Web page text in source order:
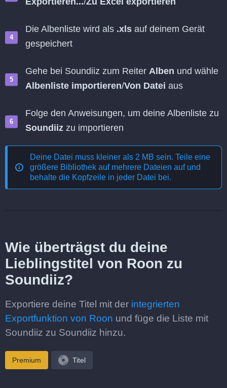
Die Albenliste wird als .xls auf deinem Gerät
gespeichert
Gehe bei Soundiiz zum Reiter Alben und wähle
Albenliste importieren/Von Datei aus
Folge den Anweisungen, um deine Albenliste zu
Soundiiz zu importieren
Deine Datei muss kleiner als 2 MB sein. Teile eine
größere Bibliothek auf mehrere Dateien auf und
behalte die Kopfzeile in jeder Datei bei.
Wie überträgst du deine
Lieblingstitel von Roon zu
Soundiiz?
Exportiere deine Titel mit der integrierten
Exportfunktion von Roon und füge die Liste mit
Soundiiz zu Soundiiz hinzu.
Premium Titel